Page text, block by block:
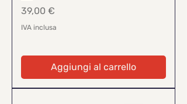
Prezzo
39,00 €
IVA inclusa
Aggiungi al carrello